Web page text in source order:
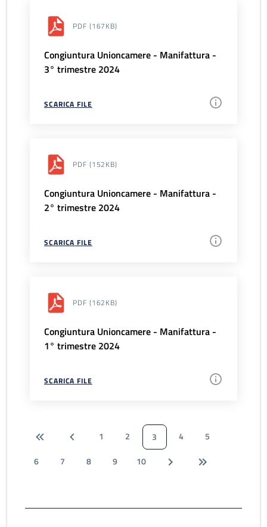
PDF (167KB)
Congiuntura Unioncamere - Manifattura -
3° trimestre 2024
SCARICA FILE
PDF (152KB)
Congiuntura Unioncamere - Manifattura -
2° trimestre 2024
SCARICA FILE
PDF (162KB)
Congiuntura Unioncamere - Manifattura -
1° trimestre 2024
SCARICA FILE
1 2 3 4
5
6
7 8 9 10